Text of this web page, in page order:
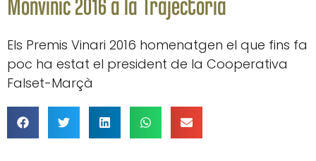
Monvínic 2016 a la Trajectòria
Els Premis Vinari 2016 homenatgen el que fins fa
poc ha estat el president de la Cooperativa
Falset-Marçà